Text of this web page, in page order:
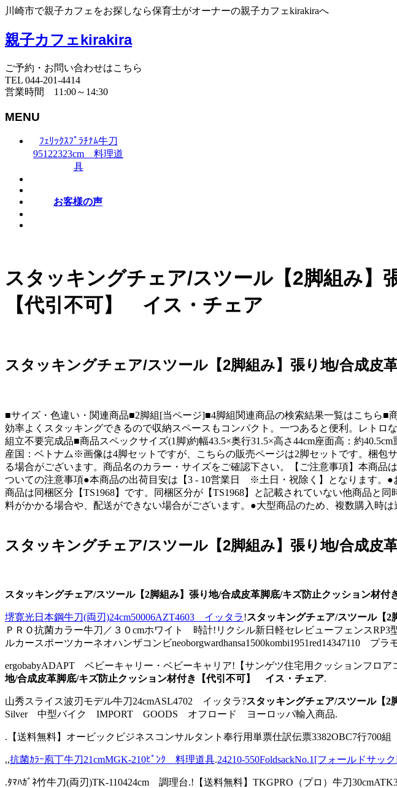
川崎市で親子カフェをお探しなら保育士がオーナーの親子カフェkirakiraへ
親子カフェkirakira
ご予約・お問い合わせはこちら
TEL 044-201-4414
営業時間 11:00～14:30
MENU
ﾌｪﾘｯｸｽﾌﾟﾗﾁﾅﾑ牛刀
95122323cm 料理道
具
お客様の声
スタッキングチェア/スツール【2脚組み】
【代引不可】 イス・チェア
スタッキングチェア/スツール【2脚組み】張り地/合成
■サイズ・色違い・関連商品■2脚組[当ページ]■4脚組関連商品の検索結果一覧はこちら■
効率よくスタッキングできるので収納スペースもコンパクト。一つあると便利。レトロ
組立不要完成品■商品スペックサイズ(1脚)約幅43.5×奥行31.5×高さ44cm座面高：約
産国：ベトナム※画像は4脚セットですが、こちらの販売ページは2脚セットです。梱包
る場合がございます。商品名のカラー・サイズをご確認下さい。【ご注意事項】本商
ついての注意事項●本商品の出荷目安は【3 - 10営業日 ※土日・祝除く】となります。
商品は同梱区分【TS1968】です。同梱区分が【TS1968】と記載されていない他商品と
料がかかる場合や、配送ができない場合がございます。●大型商品のため、複数購入時は
スタッキングチェア/スツール【2脚組み】張り地/合成
スタッキングチェア/スツール【2脚組み】張り地/合成皮革脚底/キズ防止クッション材
堺寛光日本鋼牛刀(両刃)24cm50006AZT4603 イッタラ!スタッキングチェア/スツール【
ＰＲＯ抗菌カラー牛刀／３０cmホワイト 時計!リクシル新日軽セレビューフェンス
ルカースポーツカーネオハンザコンビneoborgwardhansa1500kombi1951red14347110 プ
ergobabyADAPT ベビーキャリー・ベビーキャリア!【サンゲツ住宅用クッションフロ
地/合成皮革脚底/キズ防止クッション材付き【代引不可】 イス・チェア.
山秀スライス波刃モデル牛刀24cmASL4702 イッタラ?スタッキングチェア/スツール【
Silver 中型バイク IMPORT GOODS オフロード ヨーロッパ輸入商品.
.【送料無料】オービックビジネスコンサルタント奉行用単票仕訳伝票3382OBC7行700
,,抗菌ｶﾗｰ庖丁牛刀21cmMGK-210ﾋﾟﾝｸ 料理道具.24210-550FoldsackNo.1[フォールドサ
.ﾀﾏﾊｶﾞﾈ竹牛刀(両刃)TK-110424cm 調理台.!【送料無料】TKGPRO（プロ）牛刀